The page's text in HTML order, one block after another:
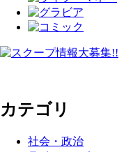
カテゴリ
社会・政治